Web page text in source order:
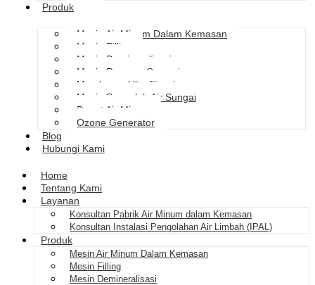
Produk
Mesin Air Minum Dalam Kemasan
Mesin Filling
Mesin Demineralisasi
Mesin Reverse Osmosis
Membrane Ultrafiltrasi
Mesin Pengolah Air Sungai
Depot Air Minum
Ozone Generator
Blog
Hubungi Kami
Home
Tentang Kami
Layanan
Konsultan Pabrik Air Minum dalam Kemasan
Konsultan Instalasi Pengolahan Air Limbah (IPAL)
Produk
Mesin Air Minum Dalam Kemasan
Mesin Filling
Mesin Demineralisasi